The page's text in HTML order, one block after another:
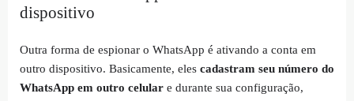
dispositivo
Outra forma de espionar o WhatsApp é ativando a conta em
outro dispositivo. Basicamente, eles cadastram seu número do
WhatsApp em outro celular e durante sua configuração,